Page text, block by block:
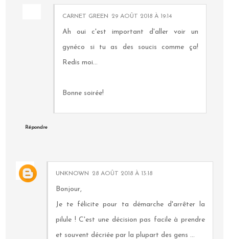
CARNET GREEN 29 AOÛT 2018 À 19:14
Ah oui c'est important d'aller voir un
gynéco si tu as des soucis comme ça!
Redis moi...
Bonne soirée!
Répondre
UNKNOWN 28 AOÛT 2018 À 13:18
Bonjour,
Je te félicite pour ta démarche d'arrêter la
pilule ! C'est une décision pas facile à prendre
et souvent décriée par la plupart des gens ...